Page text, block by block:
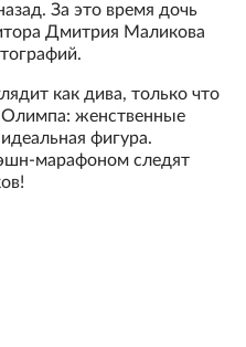
За это время дочь
Дмитрия Маликова
как дива, только что
женственные
фигура.
марафоном следят